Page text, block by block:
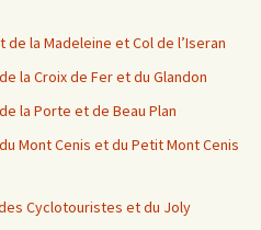
de la Madeleine et Col de l’Iseran
la Croix de Fer et du Glandon
la Porte et de Beau Plan
Mont Cenis et du Petit Mont Cenis
Cyclotouristes et du Joly